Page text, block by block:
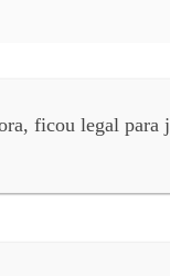
ficou legal para